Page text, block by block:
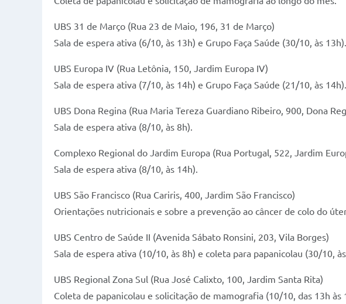
UBS 31 de Março (Rua 23 de Maio, 196, 31 de Março)
Sala de espera ativa (6/10, às 13h) e Grupo Faça Saúde (30/10, às 13h).
UBS Europa IV (Rua Letônia, 150, Jardim Europa IV)
Sala de espera ativa (7/10, às 14h) e Grupo Faça Saúde (21/10, às 14h).
UBS Dona Regina (Rua Maria Tereza Guardiano Ribeiro, 900, Dona
Sala de espera ativa (8/10, às 8h).
Complexo Regional do Jardim Europa (Rua Portugal, 522, Jardim
Sala de espera ativa (8/10, às 14h).
UBS São Francisco (Rua Cariris, 400, Jardim São Francisco)
Orientações nutricionais e sobre a prevenção ao câncer de colo do
UBS Centro de Saúde II (Avenida Sábato Ronsini, 203, Vila Borges)
Sala de espera ativa (10/10, às 8h) e coleta para papanicolau (30/10,
UBS Regional Zona Sul (Rua José Calixto, 100, Jardim Santa Rita)
Coleta de papanicolau e solicitação de mamografia (10/10, das 13h às